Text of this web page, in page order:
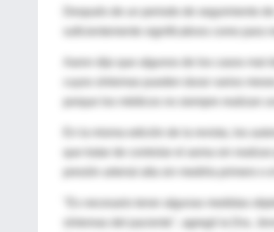
Después de un periodo de seguimiento
suficientemente significativos como para
Aaron dijo que algunos de los casos
cuyos síntomas pueden durar varios
porque los médicos no siempre realizan
En la misma edición de la revista, los
presión arterial alta sin medirla primero o
"Es necesario tener algunas medidas
síntomas del paciente", agregó la Dra.